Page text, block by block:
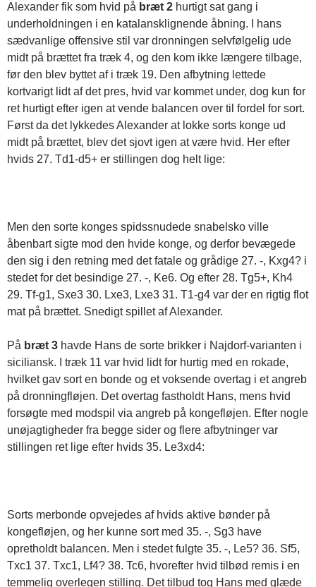
Alexander fik som hvid på bræt 2 hurtigt sat gang i
underholdningen i en katalansklignende åbning. I hans
sædvanlige offensive stil var dronningen selvfølgelig ude
midt på brættet fra træk 4, og den kom ikke længere tilbage,
før den blev byttet af i træk 19. Den afbytning lettede
kortvarigt lidt af det pres, hvid var kommet under, dog kun for
ret hurtigt efter igen at vende balancen over til fordel for sort.
Først da det lykkedes Alexander at lokke sorts konge ud
midt på brættet, blev det sjovt igen at være hvid. Her efter
hvids 27. Td1-d5+ er stillingen dog helt lige:
Men den sorte konges spidssnudede snabelsko ville
åbenbart sigte mod den hvide konge, og derfor bevægede
den sig i den retning med det fatale og grådige 27. -, Kxg4? i
stedet for det besindige 27. -, Ke6. Og efter 28. Tg5+, Kh4
29. Tf-g1, Sxe3 30. Lxe3, Lxe3 31. T1-g4 var der en rigtig flot
mat på brættet. Snedigt spillet af Alexander.
På bræt 3 havde Hans de sorte brikker i Najdorf-varianten i
siciliansk. I træk 11 var hvid lidt for hurtig med en rokade,
hvilket gav sort en bonde og et voksende overtag i et angreb
på dronningfløjen. Det overtag fastholdt Hans, mens hvid
forsøgte med modspil via angreb på kongefløjen. Efter nogle
unøjagtigheder fra begge sider og flere afbytninger var
stillingen ret lige efter hvids 35. Le3xd4:
Sorts merbonde opvejedes af hvids aktive bønder på
kongefløjen, og her kunne sort med 35. -, Sg3 have
opretholdt balancen. Men i stedet fulgte 35. -, Le5? 36. Sf5,
Txc1 37. Txc1, Lf4? 38. Tc6, hvorefter hvid tilbød remis i en
temmelig overlegen stilling. Det tilbud tog Hans med glæde